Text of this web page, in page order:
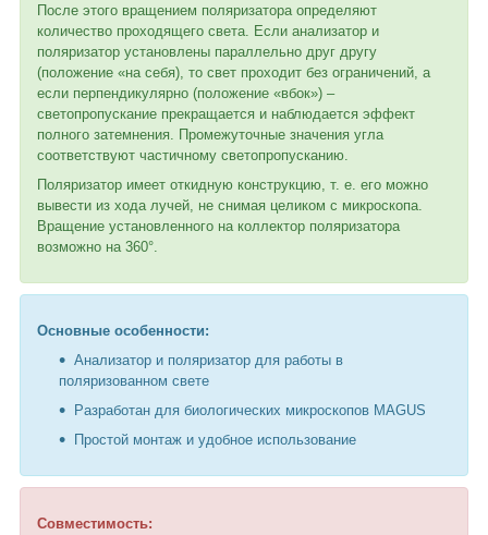
После этого вращением поляризатора определяют
количество проходящего света. Если анализатор и
поляризатор установлены параллельно друг другу
(положение «на себя), то свет проходит без ограничений, а
если перпендикулярно (положение «вбок») –
светопропускание прекращается и наблюдается эффект
полного затемнения. Промежуточные значения угла
соответствуют частичному светопропусканию.
Поляризатор имеет откидную конструкцию, т. е. его можно
вывести из хода лучей, не снимая целиком с микроскопа.
Вращение установленного на коллектор поляризатора
возможно на 360°.
Основные особенности:
Анализатор и поляризатор для работы в
поляризованном свете
Разработан для биологических микроскопов MAGUS
Простой монтаж и удобное использование
Совместимость: